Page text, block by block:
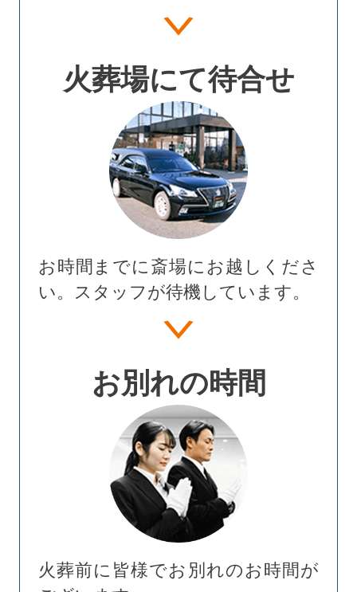
火葬場にて待合せ
お時間までに斎場にお越しくださ
い。スタッフが待機しています。
お別れの時間
火葬前に皆様でお別れのお時間が